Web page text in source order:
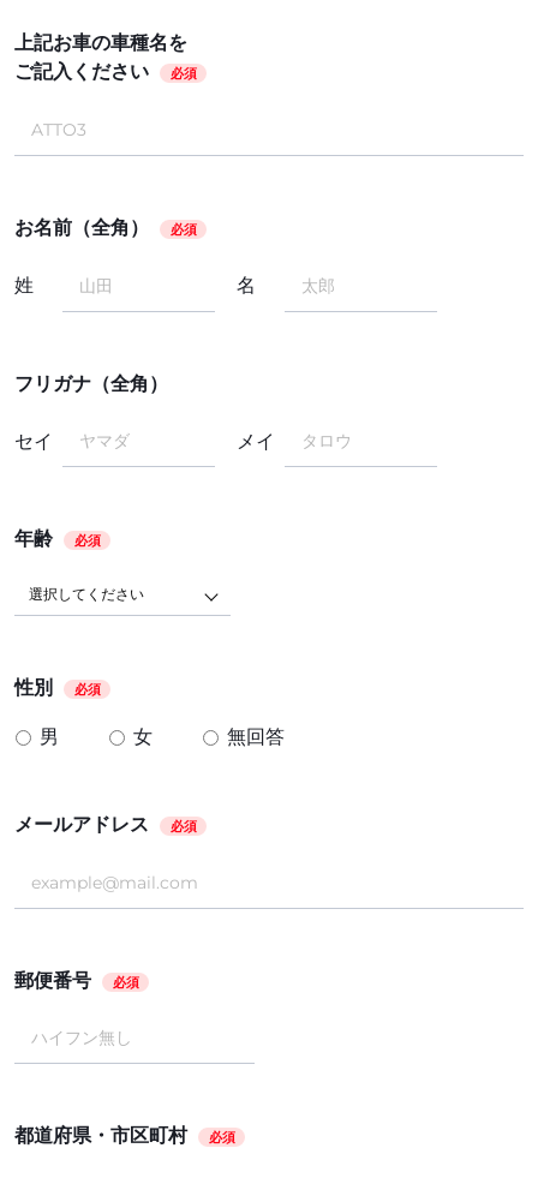
上記お車の車種名を
ご記入ください
必須
お名前（全角） 必須
姓 名
フリガナ（全角）
セイ メイ
年齢 必須
選択してください
性別 必須
男 女 無回答
メールアドレス 必須
郵便番号 必須
都道府県・市区町村 必須